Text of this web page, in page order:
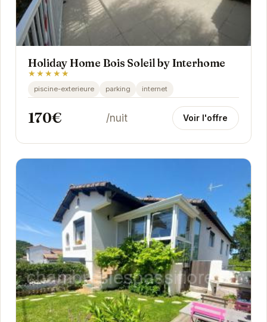
Holiday Home Bois Soleil by Interhome
★★★★★
piscine-exterieure parking internet
170€ /nuit Voir l'offre